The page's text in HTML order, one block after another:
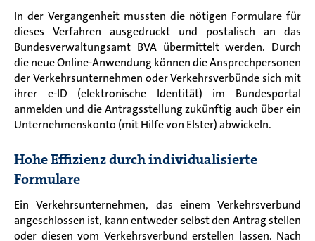
In der Vergangenheit mussten die nötigen Formulare für
dieses Verfahren ausgedruckt und postalisch an das
Bundesverwaltungsamt BVA übermittelt werden. Durch
die neue Online-Anwendung können die Ansprechpersonen
der Verkehrsunternehmen oder Verkehrsverbünde sich mit
ihrer e-ID (elektronische Identität) im Bundesportal
anmelden und die Antragsstellung zukünftig auch über ein
Unternehmenskonto (mit Hilfe von Elster) abwickeln.
Hohe Effizienz durch individualisierte
Formulare
Ein Verkehrsunternehmen, das einem Verkehrsverbund
angeschlossen ist, kann entweder selbst den Antrag stellen
oder diesen vom Verkehrsverbund erstellen lassen. Nach